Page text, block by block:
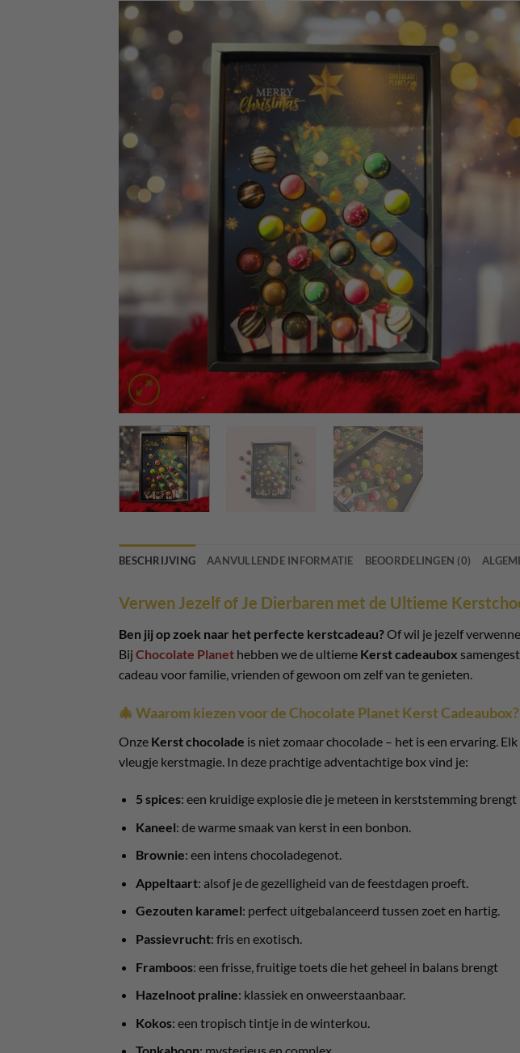
verlanglijst
BESCHRIJVING AANVULLENDE INFORMATIE BEOORDELINGEN (0)
Verwen Jezelf of Je Dierbaren met de Ultieme
Ben jij op zoek naar het perfecte kerstcadeau?Of wil je jezelf
Bij Chocolate Planet hebben we de ultieme Kerst cadeaubox
cadeau voor familie, vrienden of gewoon om zelf van te genieten.
🎄 Waarom kiezen voor de Chocolate Planet Kerst Cadeaubox?
Onze Kerst chocolade is niet zomaar chocolade – het is een ervaring.
vleugje kerstmagie. In deze prachtige adventachtige box vind je:
5 spices: een kruidige explosie die je meteen in kerststemming brengt
Kaneel: de warme smaak van kerst in een bonbon.
Brownie: een intens chocoladegenot.
Appeltaart: alsof je de gezelligheid van de feestdagen proeft.
Gezouten karamel: perfect uitgebalanceerd tussen zoet en hartig.
Passievrucht: fris en exotisch.
Framboos: een frisse, fruitige toets die het geheel in balans brengt
Hazelnoot praline: klassiek en onweerstaanbaar.
Kokos: een tropisch tintje in de winterkou.